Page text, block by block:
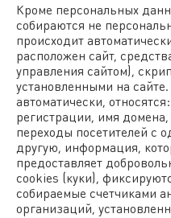
Кроме персональных
собираются не
происходит
расположен сайт,
управления сайтом),
установленными на
автоматически,
регистрации, имя
переходы посетителей с
другую, информация,
предоставляет
cookies (куки),
собираемые счетчиками
организаций,